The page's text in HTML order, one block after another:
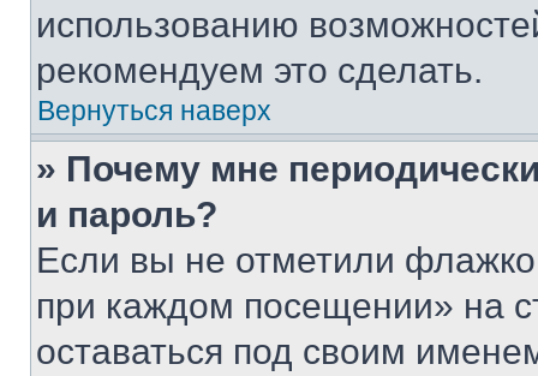
использованию
рекомендуем это сделать.
Вернуться наверх
» Почему мне
и пароль?
Если вы не отметили
при каждом посещении» на
оставаться под своим